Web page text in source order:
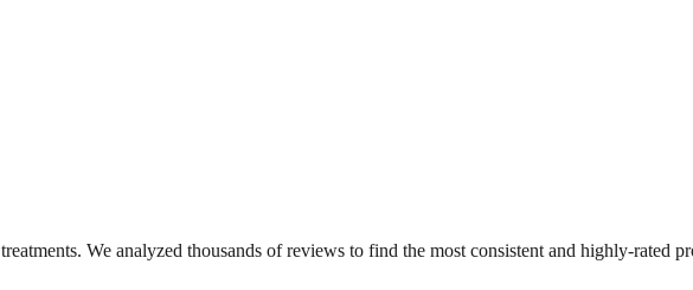
treatments. We analyzed thousands of reviews to find the most consistent and highly-rated